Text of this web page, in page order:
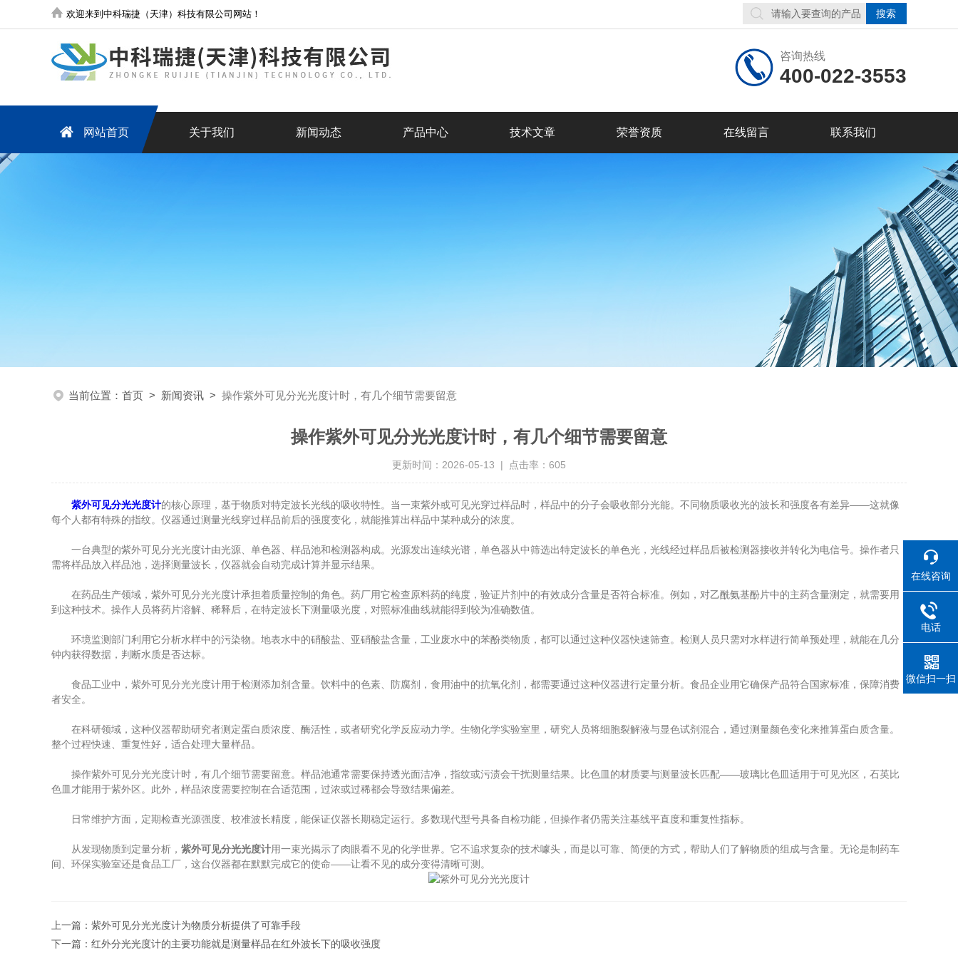
欢迎来到中科瑞捷（天津）科技有限公司网站！
咨询热线
400-022-3553
网站首页 关于我们 新闻动态 产品中心 技术文章 荣誉资质 在线留言 联系我们
当前位置： 首页 > 新闻资讯 > 操作紫外可见分光光度计时，有几个细节需要留意
操作紫外可见分光光度计时，有几个细节需要留意
更新时间：2026-05-13 | 点击率：605
紫外可见分光光度计的核心原理，基于物质对特定波长光线的吸收特性。当一束紫外或可见光穿过样品时，样品中的分子会吸收部分光能。不同物质吸收光的波长和强度各有差异——这就像
每个人都有特殊的指纹。仪器通过测量光线穿过样品前后的强度变化，就能推算出样品中某种成分的浓度。
一台典型的紫外可见分光光度计由光源、单色器、样品池和检测器构成。光源发出连续光谱，单色器从中筛选出特定波长的单色光，光线经过样品后被检测器接收并转化为电信号。操作者只
需将样品放入样品池，选择测量波长，仪器就会自动完成计算并显示结果。
在药品生产领域，紫外可见分光光度计承担着质量控制的角色。药厂用它检查原料药的纯度，验证片剂中的有效成分含量是否符合标准。例如，对乙酰氨基酚片中的主药含量测定，就需要用
到这种技术。操作人员将药片溶解、稀释后，在特定波长下测量吸光度，对照标准曲线就能得到较为准确数值。
环境监测部门利用它分析水样中的污染物。地表水中的硝酸盐、亚硝酸盐含量，工业废水中的苯酚类物质，都可以通过这种仪器快速筛查。检测人员只需对水样进行简单预处理，就能在几分
钟内获得数据，判断水质是否达标。
食品工业中，紫外可见分光光度计用于检测添加剂含量。饮料中的色素、防腐剂，食用油中的抗氧化剂，都需要通过这种仪器进行定量分析。食品企业用它确保产品符合国家标准，保障消费
者安全。
在科研领域，这种仪器帮助研究者测定蛋白质浓度、酶活性，或者研究化学反应动力学。生物化学实验室里，研究人员将细胞裂解液与显色试剂混合，通过测量颜色变化来推算蛋白质含量。
整个过程快速、重复性好，适合处理大量样品。
操作紫外可见分光光度计时，有几个细节需要留意。样品池通常需要保持透光面洁净，指纹或污渍会干扰测量结果。比色皿的材质要与测量波长匹配——玻璃比色皿适用于可见光区，石英比
色皿才能用于紫外区。此外，样品浓度需要控制在合适范围，过浓或过稀都会导致结果偏差。
日常维护方面，定期检查光源强度、校准波长精度，能保证仪器长期稳定运行。多数现代型号具备自检功能，但操作者仍需关注基线平直度和重复性指标。
从发现物质到定量分析， 紫外可见分光光度计用一束光揭示了肉眼看不见的化学世界。它不追求复杂的技术噱头，而是以可靠、简便的方式，帮助人们了解物质的组成与含量。无论是制药车
间、环保实验室还是食品工厂，这台仪器都在默默完成它的使命——让看不见的成分变得清晰可测。
上一篇： 紫外可见分光光度计为物质分析提供了可靠手段
下一篇： 红外分光光度计的主要功能就是测量样品在红外波长下的吸收强度
在线咨询
电话
微信扫一扫